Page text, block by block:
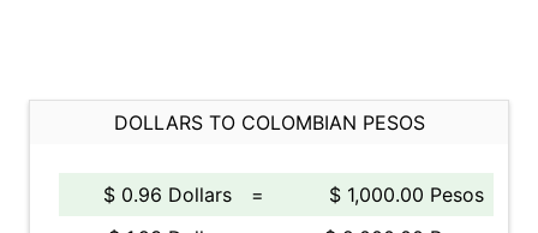
DOLLARS TO COLOMBIAN PESOS
$ 0.96 Dollars =
$ 1,000.00 Pesos